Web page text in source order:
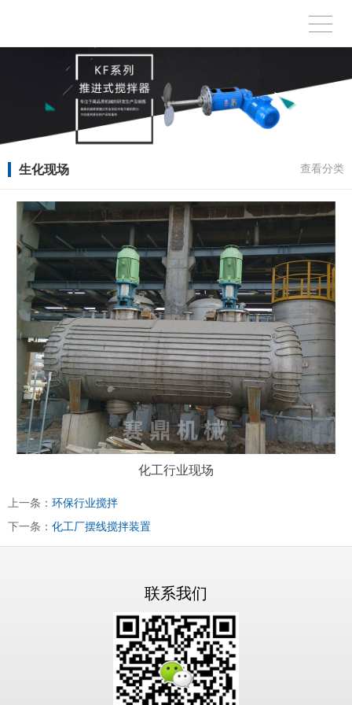
生化现场 查看分类
化工行业现场
上一条： 环保行业搅拌
下一条： 化工厂摆线搅拌装置
联系我们